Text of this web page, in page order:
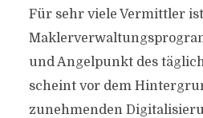
Für sehr viele Vermittler
und Angelpunkt des
scheint vor dem
zunehmenden